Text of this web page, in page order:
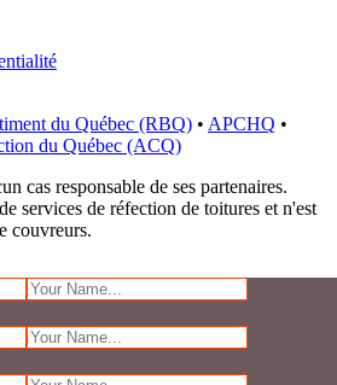
du Québec (RBQ) • APCHQ •
du Québec (ACQ)
cas responsable de ses partenaires.
services de réfection de toitures et n'est
couvreurs.